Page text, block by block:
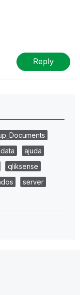
Reply
data
ajuda
qliksense
server